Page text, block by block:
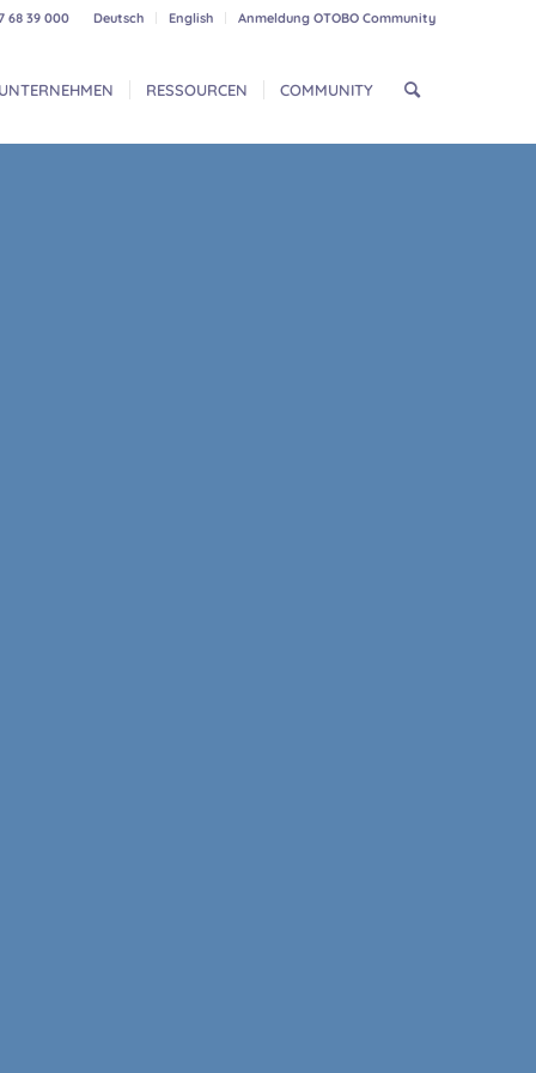
Deutsch English Anmeldung OTOBO Community
68 39 000
RESSOURCEN COMMUNITY